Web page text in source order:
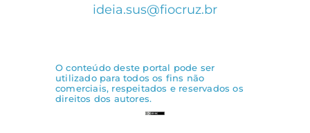
ideia.sus@fiocruz.br
O conteúdo deste portal pode ser
utilizado para todos os fins não
comerciais, respeitados e reservados os
direitos dos autores.